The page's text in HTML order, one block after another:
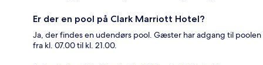
Er der en pool på Clark Marriott Hotel?
Ja, der findes en udendørs pool. Gæster har adgang til poolen
fra kl. 07.00 til kl. 21.00.